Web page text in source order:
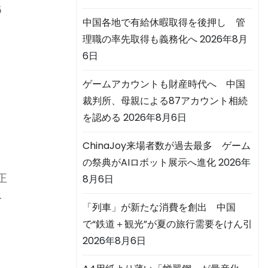
中国各地で有給休暇取得を後押し 管
理職の率先取得も義務化へ2026年8月
6日
ゲームアカウントも財産時代へ 中国
裁判所、母親による87アカウント相続
を認める 2026年8月6日
ChinaJoy来場者数が過去最多 ゲーム
の祭典がAIロボット展示へ進化2026年
8月6日
「列車」が新たな消費を創出 中国
で“鉄道＋観光”が夏の旅行需要をけん引
2026年8月6日